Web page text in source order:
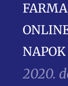
2020.